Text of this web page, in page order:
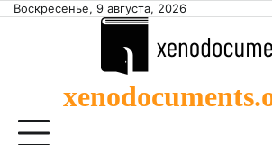
SkipВоскресенье, 9 августа, 2026